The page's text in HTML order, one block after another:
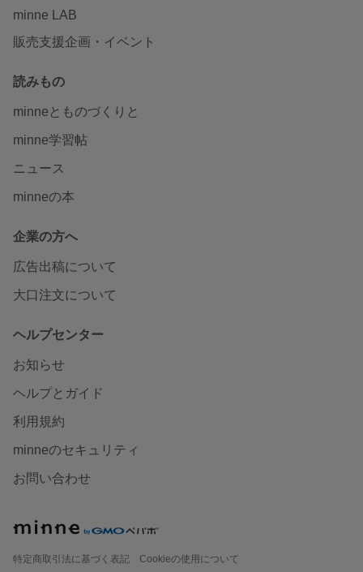
minne LAB
販売支援企画・イベント
読みもの
minneとものづくりと
minne学習帖
ニュース
minneの本
企業の方へ
広告出稿について
大口注文について
ヘルプセンター
お知らせ
ヘルプとガイド
利用規約
minneのセキュリティ
お問い合わせ
特定商取引法に基づく表記
Cookieの使用について